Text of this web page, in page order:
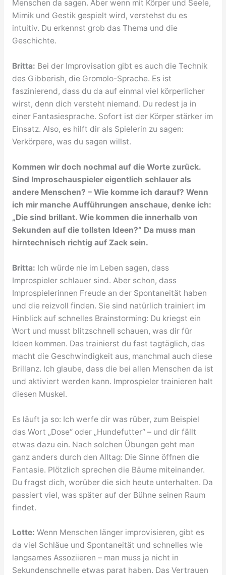
Menschen da sagen. Aber wenn mit Körper und Seele,
Mimik und Gestik gespielt wird, verstehst du es
intuitiv. Du erkennst grob das Thema und die
Geschichte.
Britta: Bei der Improvisation gibt es auch die Technik
des Gibberish, die Gromolo-Sprache. Es ist
faszinierend, dass du da auf einmal viel körperlicher
wirst, denn dich versteht niemand. Du redest ja in
einer Fantasiesprache. Sofort ist der Körper stärker im
Einsatz. Also, es hilft dir als Spielerin zu sagen:
Verkörpere, was du sagen willst.
Kommen wir doch nochmal auf die Worte zurück.
Sind Improschauspieler eigentlich schlauer als
andere Menschen? – Wie komme ich darauf? Wenn
ich mir manche Aufführungen anschaue, denke ich:
„Die sind brillant. Wie kommen die innerhalb von
Sekunden auf die tollsten Ideen?“ Da muss man
hirntechnisch richtig auf Zack sein.
Britta: Ich würde nie im Leben sagen, dass
Improspieler schlauer sind. Aber schon, dass
Improspielerinnen Freude an der Spontaneität haben
und die reizvoll finden. Sie sind natürlich trainiert im
Hinblick auf schnelles Brainstorming: Du kriegst ein
Wort und musst blitzschnell schauen, was dir für
Ideen kommen. Das trainierst du fast tagtäglich, das
macht die Geschwindigkeit aus, manchmal auch diese
Brillanz. Ich glaube, dass die bei allen Menschen da ist
und aktiviert werden kann. Improspieler trainieren halt
diesen Muskel.
Es läuft ja so: Ich werfe dir was rüber, zum Beispiel
das Wort „Dose“ oder „Hundefutter“ – und dir fällt
etwas dazu ein. Nach solchen Übungen geht man
ganz anders durch den Alltag: Die Sinne öffnen die
Fantasie. Plötzlich sprechen die Bäume miteinander.
Du fragst dich, worüber die sich heute unterhalten. Da
passiert viel, was später auf der Bühne seinen Raum
findet.
Lotte: Wenn Menschen länger improvisieren, gibt es
da viel Schläue und Spontaneität und schnelles wie
langsames Assoziieren – man muss ja nicht in
Sekundenschnelle etwas parat haben. Das Vertrauen